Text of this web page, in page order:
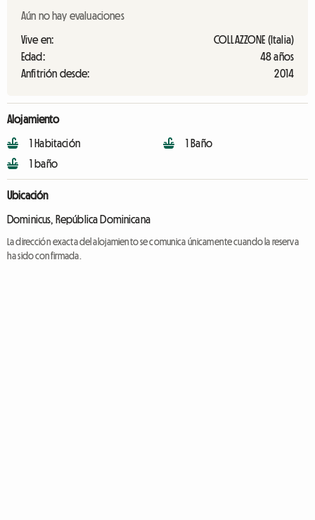
Aún no hay evaluaciones
Vive en:
COLLAZZONE (Italia)
Edad:
48 años
Anfitrión desde:
2014
Alojamiento
1 Habitación
1 baño
1 Baño
Ubicación
Dominicus, República Dominicana
La dirección exacta del alojamiento se comunica únicamente cuando la reserva
ha sido confirmada.